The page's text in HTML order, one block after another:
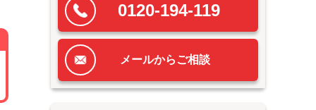
0120-194-119
メールからご相談